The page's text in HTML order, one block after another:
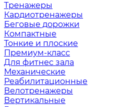
Тренажеры
Кардиотренажеры
Беговые дорожки
Компактные
Тонкие и плоские
Премиум-класс
Для фитнес зала
Механические
Реабилитационные
Велотренажеры
Вертикальные